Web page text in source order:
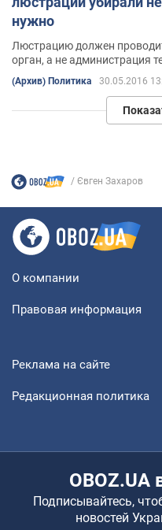
нужно
Люстрацию должен
орган, а не администрация
работают люди, которых
(Архив) Политика 30.05.2016
Євген Захаров
О компании
Правовая информация
Реклама на сайте
Редакционная политика
OBOZ.UA
Подписывайтесь,
новостей